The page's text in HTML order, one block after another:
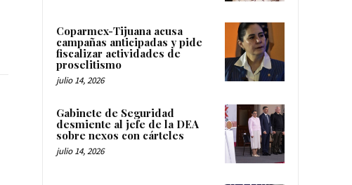
Coparmex-Tijuana acusa
campañas anticipadas y pide
fiscalizar actividades de
proselitismo
julio 14, 2026
Gabinete de Seguridad
desmiente al jefe de la DEA
sobre nexos con cárteles
julio 14, 2026